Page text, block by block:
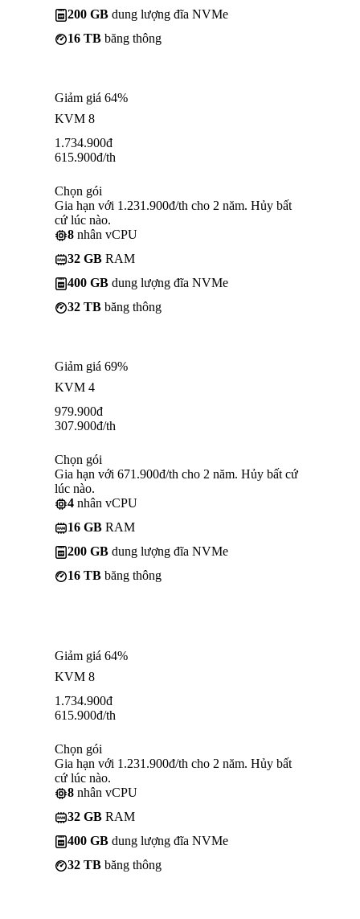
200 GB dung lượng đĩa NVMe
16 TB băng thông
Giảm giá 64%
KVM 8
1.734.900đ
615.900đ/th
Chọn gói
Gia hạn với 1.231.900đ/th cho 2 năm. Hủy bất
cứ lúc nào.
8 nhân vCPU
32 GB RAM
400 GB dung lượng đĩa NVMe
32 TB băng thông
Giảm giá 69%
KVM 4
979.900đ
307.900đ/th
Chọn gói
Gia hạn với 671.900đ/th cho 2 năm. Hủy bất cứ
lúc nào.
4 nhân vCPU
16 GB RAM
200 GB dung lượng đĩa NVMe
16 TB băng thông
Giảm giá 64%
KVM 8
1.734.900đ
615.900đ/th
Chọn gói
Gia hạn với 1.231.900đ/th cho 2 năm. Hủy bất
cứ lúc nào.
8 nhân vCPU
32 GB RAM
400 GB dung lượng đĩa NVMe
32 TB băng thông